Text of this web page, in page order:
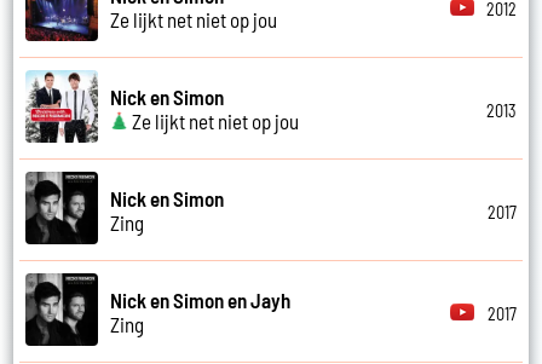
Ze lijkt net niet op jou
2012
Nick en Simon
Ze lijkt net niet op jou
2013
Nick en Simon
Zing
2017
Nick en Simon en Jayh
Zing
2017